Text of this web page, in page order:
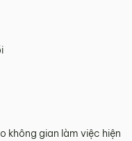
không gian làm việc hiện